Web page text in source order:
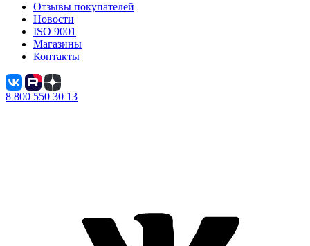
Отзывы покупателей
Новости
ISO 9001
Магазины
Контакты
8 800 550 30 13